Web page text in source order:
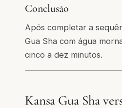
Conclusão
Após completar a
Gua Sha com água
cinco a dez minutos.
Kansa Gua Sha